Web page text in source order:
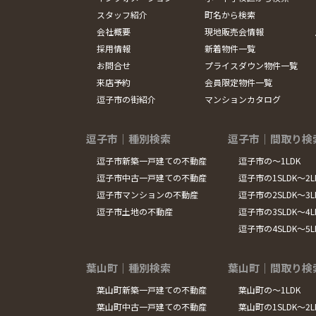
スタッフ紹介
会社概要
採用情報
お問合せ
来店予約
逗子市の街紹介
町名から検索
現地販売会情報
新着物件一覧
プライスダウン物件一覧
会員限定物件一覧
マンションカタログ
逗子市｜種別検索
逗子市新築一戸建ての不動産
逗子市中古一戸建ての不動産
逗子市マンションの不動産
逗子市土地の不動産
逗子市｜間取り検
逗子市の～1LDK
逗子市の1SLDK～
逗子市の2SLDK～
逗子市の3SLDK～
逗子市の4SLDK～
葉山町｜種別検索
葉山町新築一戸建ての不動産
葉山町中古一戸建ての不動産
葉山町｜間取り検
葉山町の～1LDK
葉山町の1SLDK～